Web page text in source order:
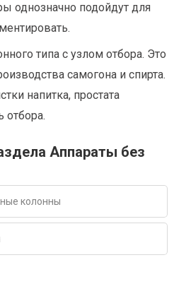
однозначно подойдут для
типа с узлом отбора. Это
самогона и спирта.
напитка, простата
отбора.
Аппараты без
колонны